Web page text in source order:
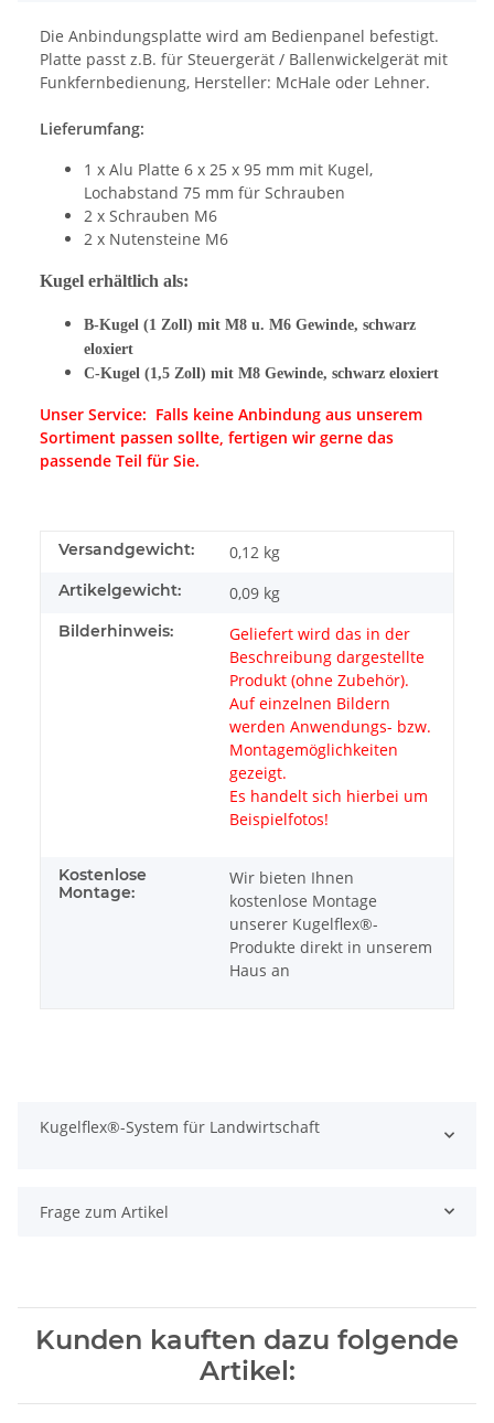
Die Anbindungsplatte wird am Bedienpanel befestigt.
Platte passt z.B. für Steuergerät / Ballenwickelgerät mit
Funkfernbedienung, Hersteller: McHale oder Lehner.
Lieferumfang:
1 x Alu Platte 6 x 25 x 95 mm mit Kugel,
Lochabstand 75 mm für Schrauben
2 x Schrauben M6
2 x Nutensteine M6
Kugel erhältlich als:
B-Kugel (1 Zoll) mit M8 u. M6 Gewinde, schwarz
eloxiert
C-Kugel (1,5 Zoll) mit M8 Gewinde, schwarz eloxiert
Unser Service: Falls keine Anbindung aus unserem
Sortiment passen sollte, fertigen wir gerne das
passende Teil für Sie.
Versandgewicht: 0,12 kg
Artikelgewicht: 0,09 kg
Bilderhinweis:
Geliefert wird das in der
Beschreibung dargestellte
Produkt (ohne Zubehör).
Auf einzelnen Bildern
werden Anwendungs- bzw.
Montagemöglichkeiten
gezeigt.
Es handelt sich hierbei um
Beispielfotos!
Kostenlose
Montage:
Wir bieten Ihnen
kostenlose Montage
unserer Kugelflex®-
Produkte direkt in unserem
Haus an
Kugelflex®-System für Landwirtschaft
Frage zum Artikel
Kunden kauften dazu folgende
Artikel: